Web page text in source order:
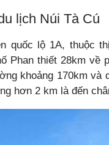
lịch Núi Tà Cú
quốc lộ 1A, thuộc
Phan thiết 28km
khoảng 170km
hơn 2 km là đến